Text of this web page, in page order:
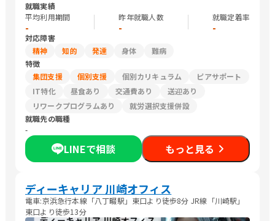
就職実績
平均利用期間
-
昨年就職人数
-
就職定着率
-
対応障害
精神
知的 発達 身体
難病
特徴
集団支援
個別支援 個別カリキュラム
ピアサポート
IT特化
昼食あり 交通費あり
送迎あり
リワークプログラムあり
就労選択支援併設
就職先の職種
-
LINEで相談 もっと見る
ディーキャリア 川崎オフィス
電車:京浜急行本線「八丁畷駅」東口より徒歩8分 JR線「川崎駅」
東口より徒歩13分